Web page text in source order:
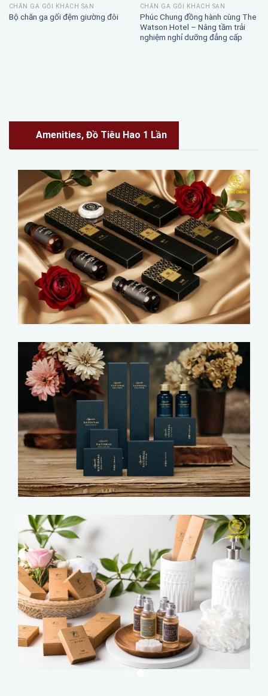
CHĂN GA GỐI KHÁCH SẠN
Bộ chăn ga gối đệm giường đôi
CHĂN GA GỐI KHÁCH SẠN
Phúc Chung đồng hành cùng The
Watson Hotel – Nâng tầm trải
nghiệm nghỉ dưỡng đẳng cấp
Amenities, Đồ Tiêu Hao 1 Lần